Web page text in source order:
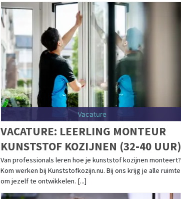
Vacature
VACATURE: LEERLING MONTEUR
KUNSTSTOF KOZIJNEN (32-40 UUR)
Van professionals leren hoe je kunststof kozijnen monteert?
Kom werken bij Kunststofkozijn.nu. Bij ons krijg je alle ruimte
om jezelf te ontwikkelen. [...]